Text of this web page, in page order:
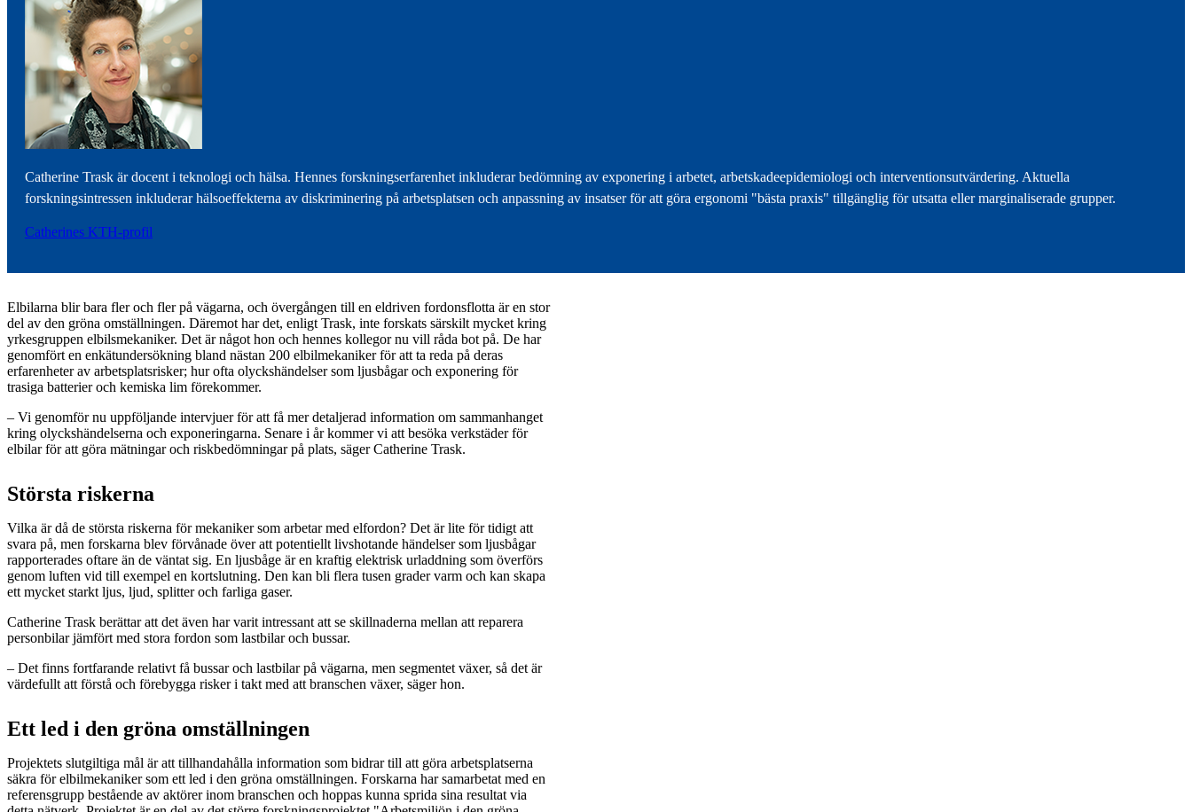
Catherine Trask är docent i teknologi och hälsa. Hennes forskningserfarenhet inkluderar bedömning av exponering i arbetet, arbetskadeepidemiologi och interventionsutvärdering. Aktuella
forskningsintressen inkluderar hälsoeffekterna av diskriminering på arbetsplatsen och anpassning av insatser för att göra ergonomi "bästa praxis" tillgänglig för utsatta eller marginaliserade grupper.
Catherines KTH-profil
Elbilarna blir bara fler och fler på vägarna, och övergången till en eldriven fordonsflotta är en stor
del av den gröna omställningen. Däremot har det, enligt Trask, inte forskats särskilt mycket kring
yrkesgruppen elbilsmekaniker. Det är något hon och hennes kollegor nu vill råda bot på. De har
genomfört en enkätundersökning bland nästan 200 elbilmekaniker för att ta reda på deras
erfarenheter av arbetsplatsrisker; hur ofta olyckshändelser som ljusbågar och exponering för
trasiga batterier och kemiska lim förekommer.
– Vi genomför nu uppföljande intervjuer för att få mer detaljerad information om sammanhanget
kring olyckshändelserna och exponeringarna. Senare i år kommer vi att besöka verkstäder för
elbilar för att göra mätningar och riskbedömningar på plats, säger Catherine Trask.
Största riskerna
Vilka är då de största riskerna för mekaniker som arbetar med elfordon? Det är lite för tidigt att
svara på, men forskarna blev förvånade över att potentiellt livshotande händelser som ljusbågar
rapporterades oftare än de väntat sig. En ljusbåge är en kraftig elektrisk urladdning som överförs
genom luften vid till exempel en kortslutning. Den kan bli flera tusen grader varm och kan skapa
ett mycket starkt ljus, ljud, splitter och farliga gaser.
Catherine Trask berättar att det även har varit intressant att se skillnaderna mellan att reparera
personbilar jämfört med stora fordon som lastbilar och bussar.
– Det finns fortfarande relativt få bussar och lastbilar på vägarna, men segmentet växer, så det är
värdefullt att förstå och förebygga risker i takt med att branschen växer, säger hon.
Ett led i den gröna omställningen
Projektets slutgiltiga mål är att tillhandahålla information som bidrar till att göra arbetsplatserna
säkra för elbilmekaniker som ett led i den gröna omställningen. Forskarna har samarbetat med en
referensgrupp bestående av aktörer inom branschen och hoppas kunna sprida sina resultat via